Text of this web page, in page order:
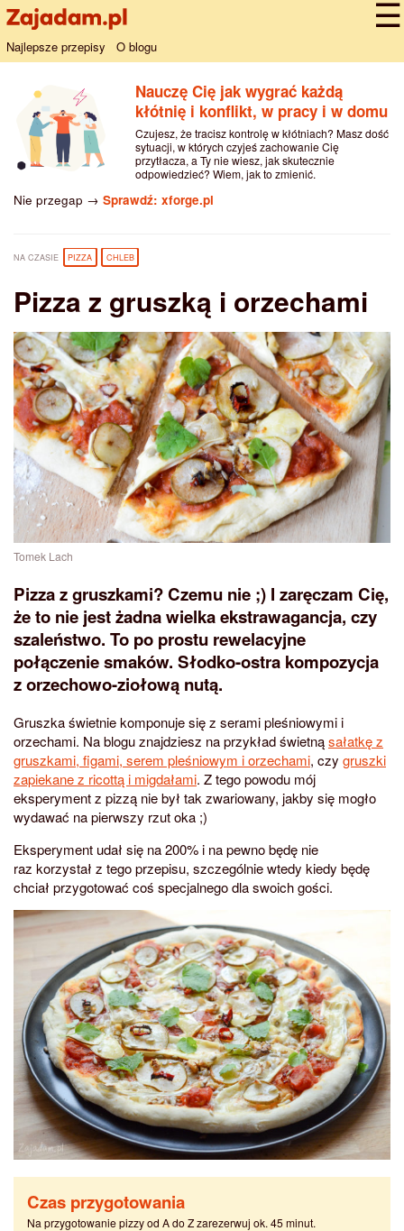
Najlepsze przepisy O blogu
Nauczę Cię jak wygrać każdą
kłótnię i konflikt, w pracy i w domu
Czujesz, że tracisz kontrolę w kłótniach? Masz dość
sytuacji, w których czyjeś zachowanie Cię
przytłacza, a Ty nie wiesz, jak skutecznie
odpowiedzieć? Wiem, jak to zmienić.
Nie przegap → Sprawdź: xforge.pl
NA CZASIE PIZZA CHLEB
Pizza z gruszką i orzechami
Tomek Lach
Pizza z gruszkami? Czemu nie ;) I zaręczam Cię,
że to nie jest żadna wielka ekstrawagancja, czy
szaleństwo. To po prostu rewelacyjne
połączenie smaków. Słodko-ostra kompozycja
z orzechowo-ziołową nutą.
Gruszka świetnie komponuje się z serami pleśniowymi i
orzechami. Na blogu znajdziesz na przykład świetnąsałatkę z
gruszkami, figami, serem pleśniowym i orzechami, czy gruszki
zapiekane z ricottą i migdałami. Z tego powodu mój
eksperyment z pizzą nie był tak zwariowany, jakby się mogło
wydawać na pierwszy rzut oka ;)
Eksperyment udał się na 200% i na pewno będę nie
raz korzystał z tego przepisu, szczególnie wtedy kiedy będę
chciał przygotować coś specjalnego dla swoich gości.
Czas przygotowania
Na przygotowanie pizzy od A do Z zarezerwuj ok. 45 minut.